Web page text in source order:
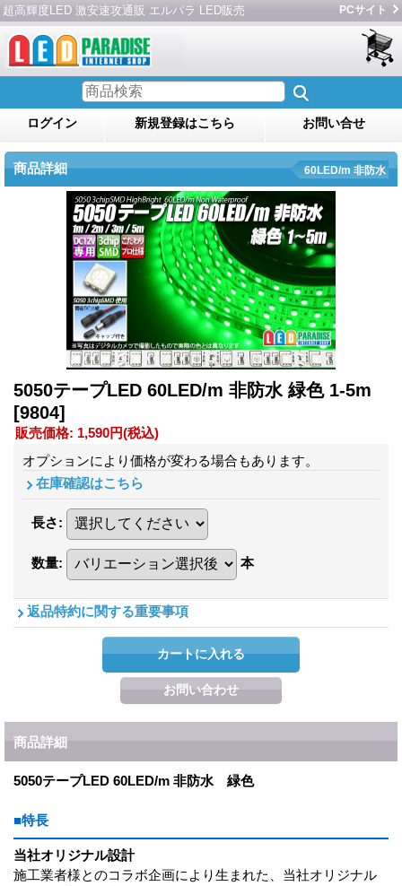
超高輝度LED 激安速攻通販 エルパラ LED販売 PCサイト
ログイン 新規登録はこちら お問い合せ
商品詳細 60LED/m 非防水
5050テープLED 60LED/m 非防水 緑色 1-5m
[9804]
販売価格: 1,590円(税込)
オプションにより価格が変わる場合もあります。
在庫確認はこちら
長さ:
数量: 本
返品特約に関する重要事項
商品詳細
5050テープLED 60LED/m 非防水 緑色
■特長
当社オリジナル設計
施工業者様とのコラボ企画により生まれた、当社オリジナル